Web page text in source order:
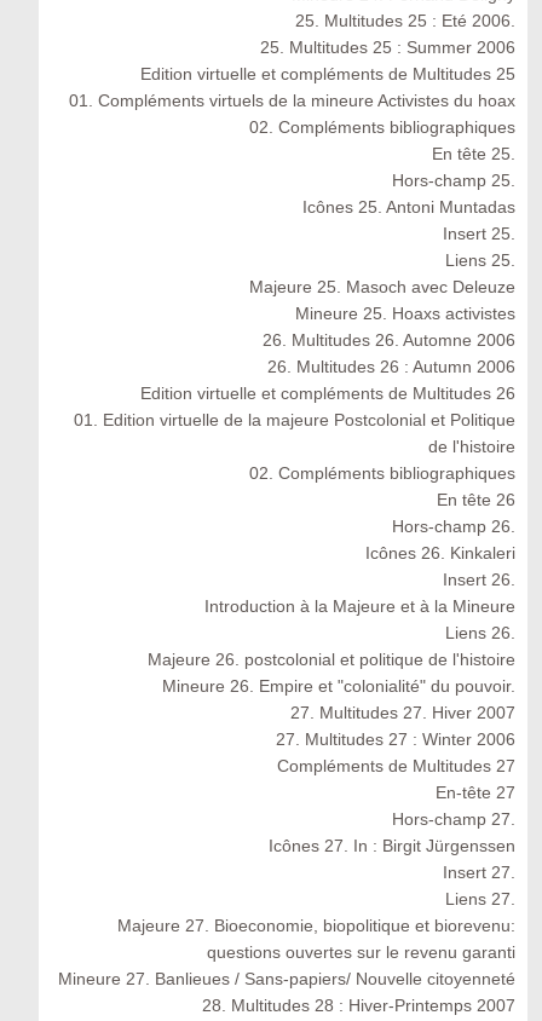
25. Multitudes 25 : Eté 2006.
25. Multitudes 25 : Summer 2006
Edition virtuelle et compléments de Multitudes 25
01. Compléments virtuels de la mineure Activistes du hoax
02. Compléments bibliographiques
En tête 25.
Hors-champ 25.
Icônes 25. Antoni Muntadas
Insert 25.
Liens 25.
Majeure 25. Masoch avec Deleuze
Mineure 25. Hoaxs activistes
26. Multitudes 26. Automne 2006
26. Multitudes 26 : Autumn 2006
Edition virtuelle et compléments de Multitudes 26
01. Edition virtuelle de la majeure Postcolonial et Politique
de l'histoire
02. Compléments bibliographiques
En tête 26
Hors-champ 26.
Icônes 26. Kinkaleri
Insert 26.
Introduction à la Majeure et à la Mineure
Liens 26.
Majeure 26. postcolonial et politique de l'histoire
Mineure 26. Empire et "colonialité" du pouvoir.
27. Multitudes 27. Hiver 2007
27. Multitudes 27 : Winter 2006
Compléments de Multitudes 27
En-tête 27
Hors-champ 27.
Icônes 27. In : Birgit Jürgenssen
Insert 27.
Liens 27.
Majeure 27. Bioeconomie, biopolitique et biorevenu:
questions ouvertes sur le revenu garanti
Mineure 27. Banlieues / Sans-papiers/ Nouvelle citoyenneté
28. Multitudes 28 : Hiver-Printemps 2007